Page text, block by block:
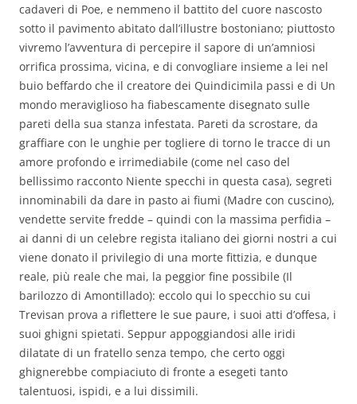
cadaveri di Poe, e nemmeno il battito del cuore nascosto
sotto il pavimento abitato dall’illustre bostoniano; piuttosto
vivremo l’avventura di percepire il sapore di un’amniosi
orrifica prossima, vicina, e di convogliare insieme a lei nel
buio beffardo che il creatore dei Quindicimila passi e di Un
mondo meraviglioso ha fiabescamente disegnato sulle
pareti della sua stanza infestata. Pareti da scrostare, da
graffiare con le unghie per togliere di torno le tracce di un
amore profondo e irrimediabile (come nel caso del
bellissimo racconto Niente specchi in questa casa), segreti
innominabili da dare in pasto ai fiumi (Madre con cuscino),
vendette servite fredde – quindi con la massima perfidia –
ai danni di un celebre regista italiano dei giorni nostri a cui
viene donato il privilegio di una morte fittizia, e dunque
reale, più reale che mai, la peggior fine possibile (Il
barilozzo di Amontillado): eccolo qui lo specchio su cui
Trevisan prova a riflettere le sue paure, i suoi atti d’offesa, i
suoi ghigni spietati. Seppur appoggiandosi alle iridi
dilatate di un fratello senza tempo, che certo oggi
ghignerebbe compiaciuto di fronte a esegeti tanto
talentuosi, ispidi, e a lui dissimili.